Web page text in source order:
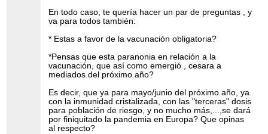
En todo caso, te quería hacer un par de preguntas , y
va para todos también:
* Estas a favor de la vacunación obligatoria?
*Pensas que esta paranonia en relación a la
vacunación, que así como emergió , cesara a
mediados del próximo año?
Es decir, que ya para mayo/junio del próximo año, ya
con la inmunidad cristalizada, con las "terceras" dosis
para población de riesgo, y no mucho más,...,se dará
por finiquitado la pandemia en Europa? Que opinas
al respecto?